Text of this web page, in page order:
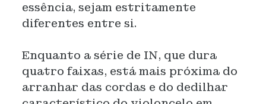
essência, sejam estritamente
diferentes entre si.
Enquanto a série de IN, que dura
quatro faixas, está mais próxima do
arranhar das cordas e do dedilhar